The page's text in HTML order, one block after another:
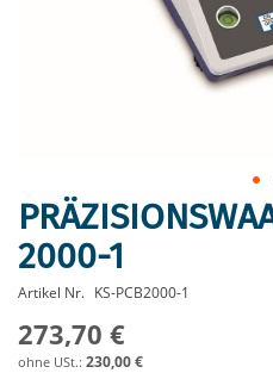
Zum
Anfang
der
Bildergalerie
springen
2000-1
Artikel Nr. KS-PCB2000-1
273,70 €
230,00 €